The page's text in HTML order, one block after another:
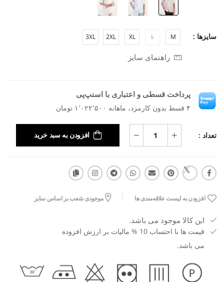
سایزها : M
L
XL
2XL
3XL
راهنمای سایز
پرداخت قسطی و اعتباری با اسنپ‌پی
۴ قسط بدون کارمزد، ماهانه ۱٬۰۲۲٬۵۰۰ تومان
تعداد : افزودن به سبد خرید
افزودن به لیست علاقه‌مندی ها موجودی شعب بر اساس سایز
این کالا موجود می باشد.
قیمت ها با احتساب 10 % مالیات بر ارزش افزوده
می باشد.